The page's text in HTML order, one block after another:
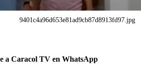
9401c4a96d653e81ad9cb87d8913fd97.jpg
a Caracol TV en WhatsApp